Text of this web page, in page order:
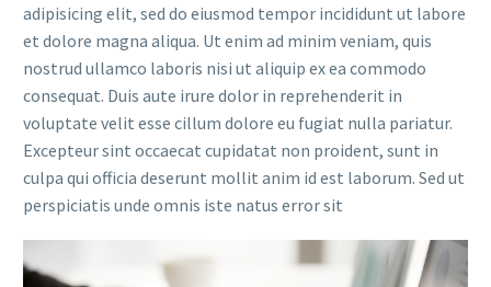
adipisicing elit, sed do eiusmod tempor incididunt ut labore
et dolore magna aliqua. Ut enim ad minim veniam, quis
nostrud ullamco laboris nisi ut aliquip ex ea commodo
consequat. Duis aute irure dolor in reprehenderit in
voluptate velit esse cillum dolore eu fugiat nulla pariatur.
Excepteur sint occaecat cupidatat non proident, sunt in
culpa qui officia deserunt mollit anim id est laborum. Sed ut
perspiciatis unde omnis iste natus error sit